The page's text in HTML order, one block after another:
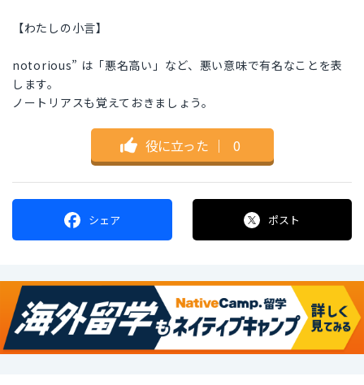
【わたしの小言】
notorious” は「悪名高い」など、悪い意味で有名なことを表
します。
ノートリアスも覚えておきましょう。
役に立った ｜ 0
シェア ポスト